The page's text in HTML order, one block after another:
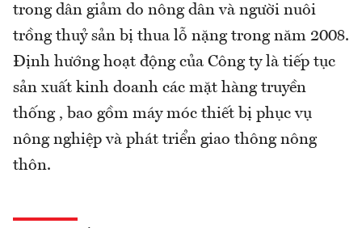
trong dân giảm do nông dân và người nuôi
trồng thuỷ sản bị thua lỗ nặng trong năm 2008.
Định hướng hoạt động của Công ty là tiếp tục
sản xuất kinh doanh các mặt hàng truyền
thống , bao gồm máy móc thiết bị phục vụ
nông nghiệp và phát triển giao thông nông
thôn.